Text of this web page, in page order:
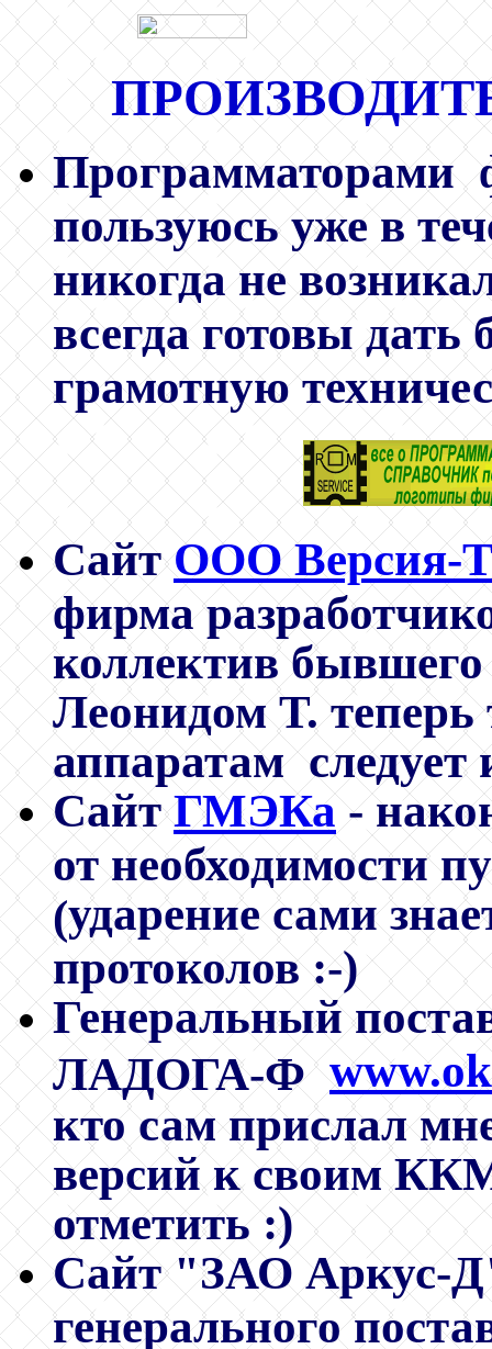
Программаторами
пользуюсь уже в
никогда не
всегда готовы дать
грамотную
СайтООО Версия-
фирма
коллектив
Леонидом Т. теперь
аппаратам следует
СайтГМЭКа-
от необходимости
(ударение сами
протоколов :-)
Генеральный
ЛАДОГА-Ф
кто сам прислал
версий к своим
отметить :)
Сайт "ЗАО Аркус-
генерального